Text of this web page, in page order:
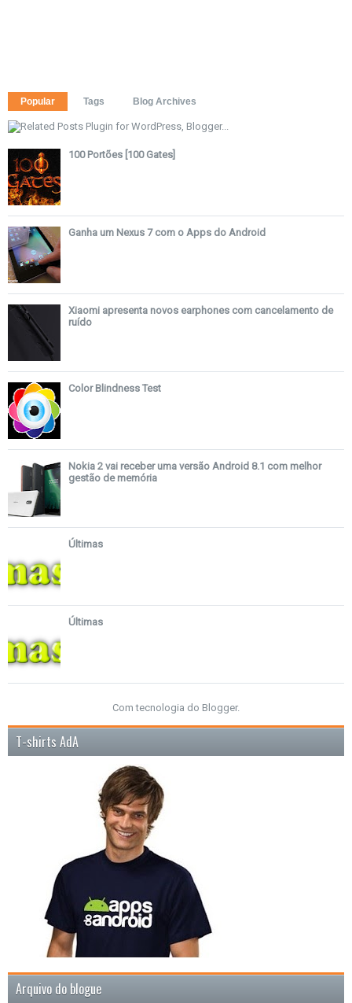
Popular Tags Blog Archives
100 Portões [100 Gates]
Ganha um Nexus 7 com o Apps do Android
Xiaomi apresenta novos earphones com cancelamento de
ruído
Color Blindness Test
Nokia 2 vai receber uma versão Android 8.1 com melhor
gestão de memória
Últimas
Últimas
Com tecnologia do Blogger.
T-shirts AdA
Arquivo do blogue